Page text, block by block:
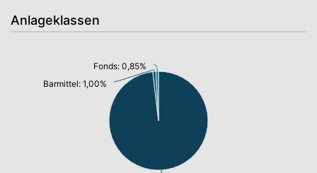
Anlageklassen
Barmittel: 1,00%
Fonds: 0,85%